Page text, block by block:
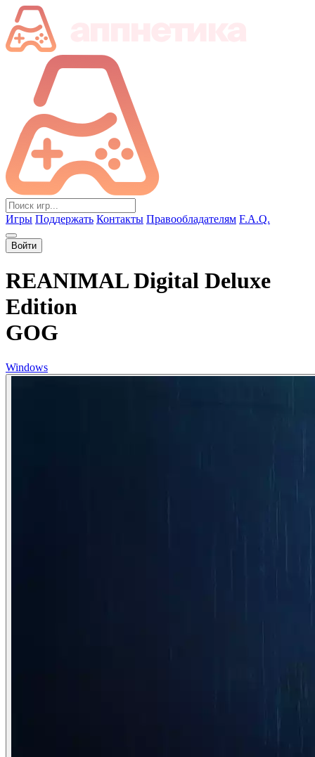
Игры Поддержать Контакты Правообладателям F.A.Q.
Войти
REANIMAL Digital Deluxe
Edition
GOG
Windows